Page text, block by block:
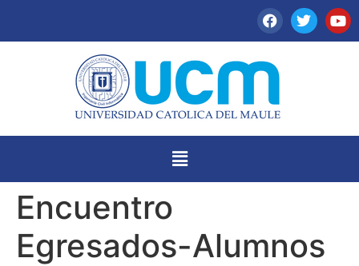
Encuentro
Egresados-Alumnos